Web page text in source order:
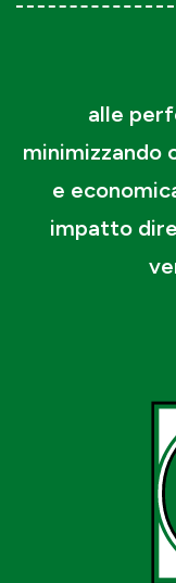
alle
minimizzando
e
impatto